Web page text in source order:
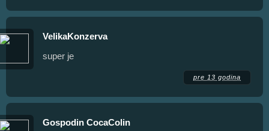
VelikaKonzerva
super je
pre 13 godina
Gospodin CocaColin